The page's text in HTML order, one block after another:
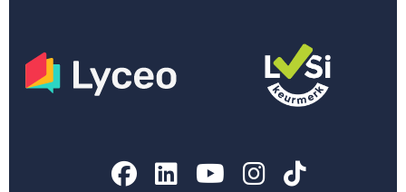
Facebook
LinkedIn
YouTube
Instagram
TikTok